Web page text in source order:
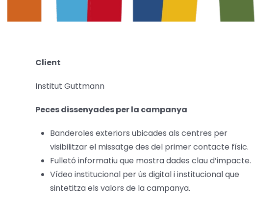
Client
Institut Guttmann
Peces dissenyades per la campanya
Banderoles exteriors ubicades als centres per
visibilitzar el missatge des del primer contacte físic.
Fulletó informatiu que mostra dades clau d’impacte.
Vídeo institucional per ús digital i institucional que
sintetitza els valors de la campanya.